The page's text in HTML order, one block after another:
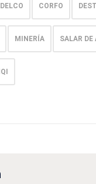
CORFO
MINERÍA SALAR